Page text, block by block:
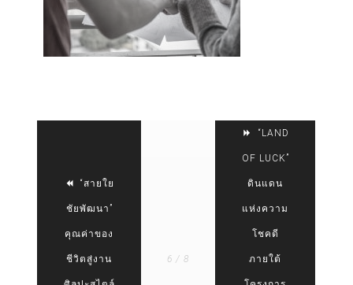
“สายใย
ชัยพัฒนา”
คุณค่าของ
ชีวิตสู่งาน 6 / 8
“LAND
OF LUCK”
ดินแดน
แห่งความ
โชคดี
ภายใต้